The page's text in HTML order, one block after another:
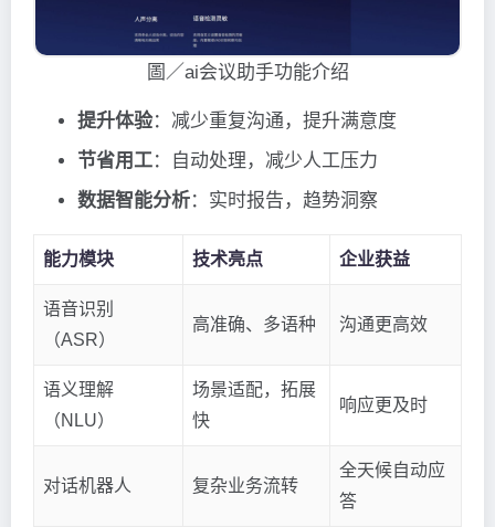
圖／ai会议助手功能介绍
提升体验：减少重复沟通，提升满意度
节省用工：自动处理，减少人工压力
数据智能分析：实时报告，趋势洞察
能力模块 技术亮点 企业获益
语音识别
（ASR）
高准确、多语种 沟通更高效
语义理解
（NLU）
场景适配，拓展
快
响应更及时
对话机器人 复杂业务流转
全天候自动应
答